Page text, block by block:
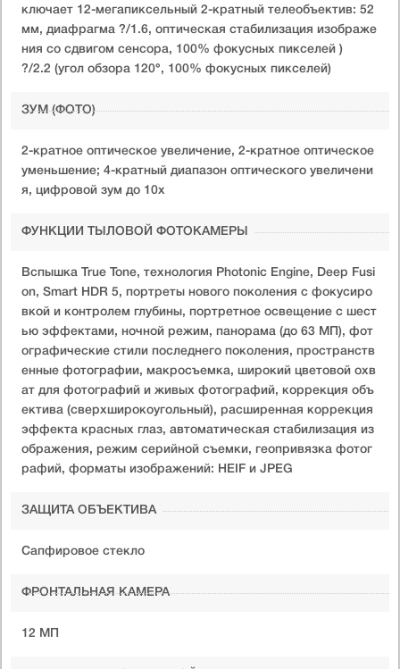
ключает 12-мегапиксельный 2-кратный телеобъектив: 52
мм, диафрагма ?/1.6, оптическая стабилизация изображе
ния со сдвигом сенсора, 100% фокусных пикселей )
?/2.2 (угол обзора 120°, 100% фокусных пикселей)
ЗУМ (ФОТО)
2-кратное оптическое увеличение, 2-кратное оптическое
уменьшение; 4-кратный диапазон оптического увеличени
я, цифровой зум до 10x
ФУНКЦИИ ТЫЛОВОЙ ФОТОКАМЕРЫ
Вспышка True Tone, технология Photonic Engine, Deep Fusi
on, Smart HDR 5, портреты нового поколения с фокусиро
вкой и контролем глубины, портретное освещение с шест
ью эффектами, ночной режим, панорама (до 63 МП), фот
ографические стили последнего поколения, пространств
енные фотографии, макросъемка, широкий цветовой охв
ат для фотографий и живых фотографий, коррекция объ
ектива (сверхширокоугольный), расширенная коррекция
эффекта красных глаз, автоматическая стабилизация из
ображения, режим серийной съемки, геопривязка фотог
рафий, форматы изображений: HEIF и JPEG
ЗАЩИТА ОБЪЕКТИВА
Сапфировое стекло
ФРОНТАЛЬНАЯ КАМЕРА
12 МП